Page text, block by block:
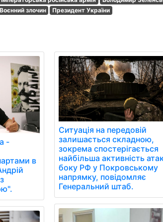
Воєнний злочин
Президент України
-
в
Ситуація на передовій
залишається складною,
зокрема спостерігається
найбільша активність
боку РФ у Покровському
напрямку, повідомляє
Генеральний штаб.